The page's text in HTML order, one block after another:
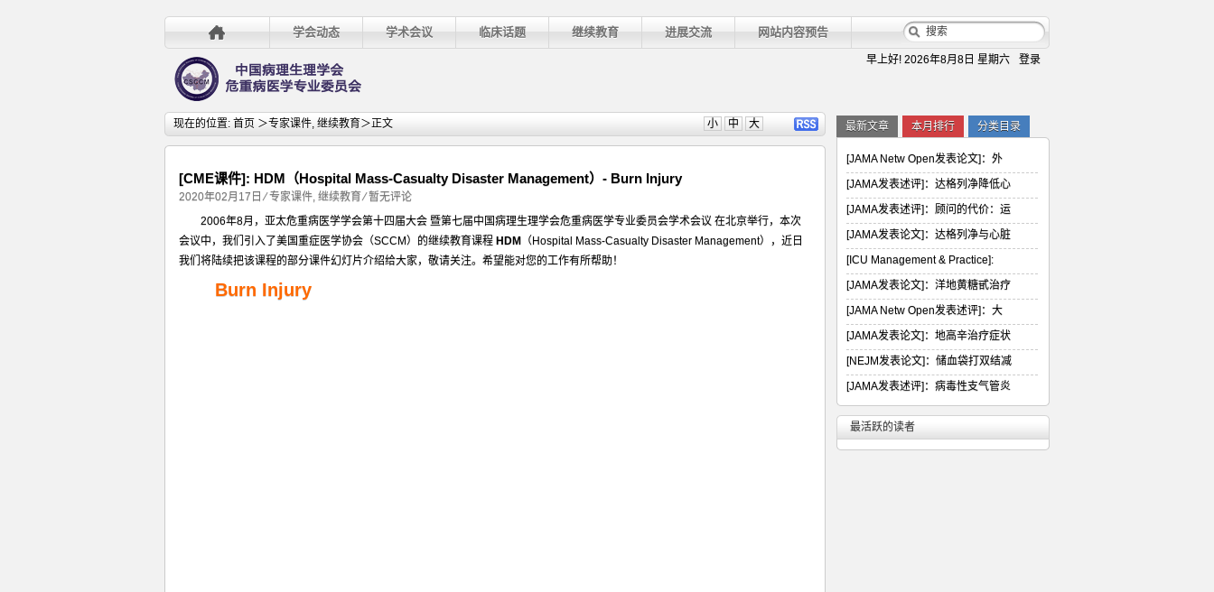
学会动态 学术会议 临床话题 继续教育 进展交流 网站内容预告
登录
早上好! 2026年8月8日 星期六
现在的位置: 首页 ＞专家课件, 继续教育＞正文 小 中 大
[CME课件]: HDM（Hospital Mass-Casualty Disaster Management）- Burn Injury
2020年02月17日 ⁄专家课件, 继续教育 ⁄暂无评论
2006年8月，亚太危重病医学学会第十四届大会 暨第七届中国病理生理学会危重病医学专业委员会学术会议 在北京举行，本次
会议中，我们引入了美国重症医学协会（SCCM）的继续教育课程 HDM
（Hospital Mass-Casualty Disaster Management），近日
我们将陆续把该课程的部分课件幻灯片介绍给大家，敬请关注。希望能对您的工作有所帮助！
Burn Injury
最新文章 本月排行 分类目录
[JAMA Netw Open发表论文]：外
[JAMA发表述评]：达格列净降低心
[JAMA发表述评]：顾问的代价：运
[JAMA发表论文]：达格列净与心脏
[ICU Management & Practice]:
[JAMA发表论文]：洋地黄糖甙治疗
[JAMA Netw Open发表述评]：大
[JAMA发表论文]：地高辛治疗症状
[NEJM发表论文]：储血袋打双结减
[JAMA发表述评]：病毒性支气管炎
最活跃的读者